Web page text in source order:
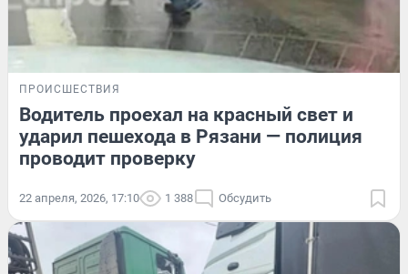
ПРОИСШЕСТВИЯ
Водитель проехал на красный свет и
ударил пешехода в Рязани — полиция
проводит проверку
22 апреля, 2026, 17:10 1 388 Обсудить